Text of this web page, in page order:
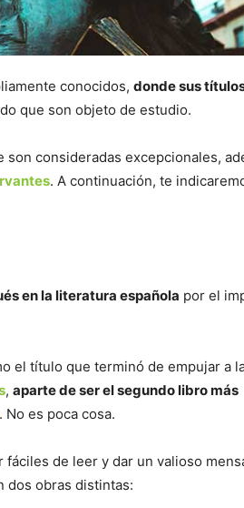
conocidos, donde sus
que son objeto de estudio.
consideradas excepcionales,
. A continuación, te
en la literatura española por el
el título que terminó de empujar a
, aparte de ser el segundo libro más
. No es poca cosa.
de leer y dar un valioso
dos obras distintas: